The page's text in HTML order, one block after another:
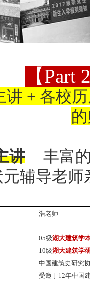
【
讲 + 各校
讲 丰富的
辅导老
浩老师
05级湖大建筑学
10级湖大建筑学
中国建筑史研究
受邀于12年中国